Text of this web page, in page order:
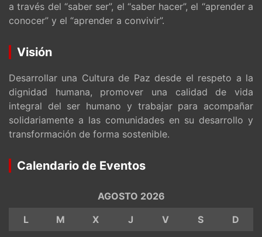
a través del “saber ser”, el “saber hacer”, el “aprender a
conocer” y el “aprender a convivir”.
Visión
Desarrollar una Cultura de Paz desde el respeto a la
dignidad humana, promover una calidad de vida
integral del ser humano y trabajar para acompañar
solidariamente a las comunidades en su desarrollo y
transformación de forma sostenible.
Calendario de Eventos
AGOSTO 2026
L
M X J V S D